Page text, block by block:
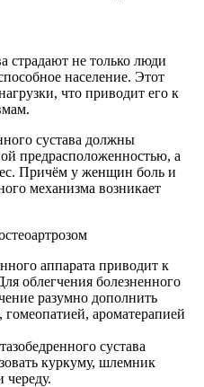
страдают не только люди
население. Этот
что приводит его к
сустава должны
предрасположенностью, а
Причём у женщин боль и
механизма возникает
аппарата приводит к
облегчения болезненного
разумно дополнить
ароматерапией
сустава
куркуму, шлемник
череду.